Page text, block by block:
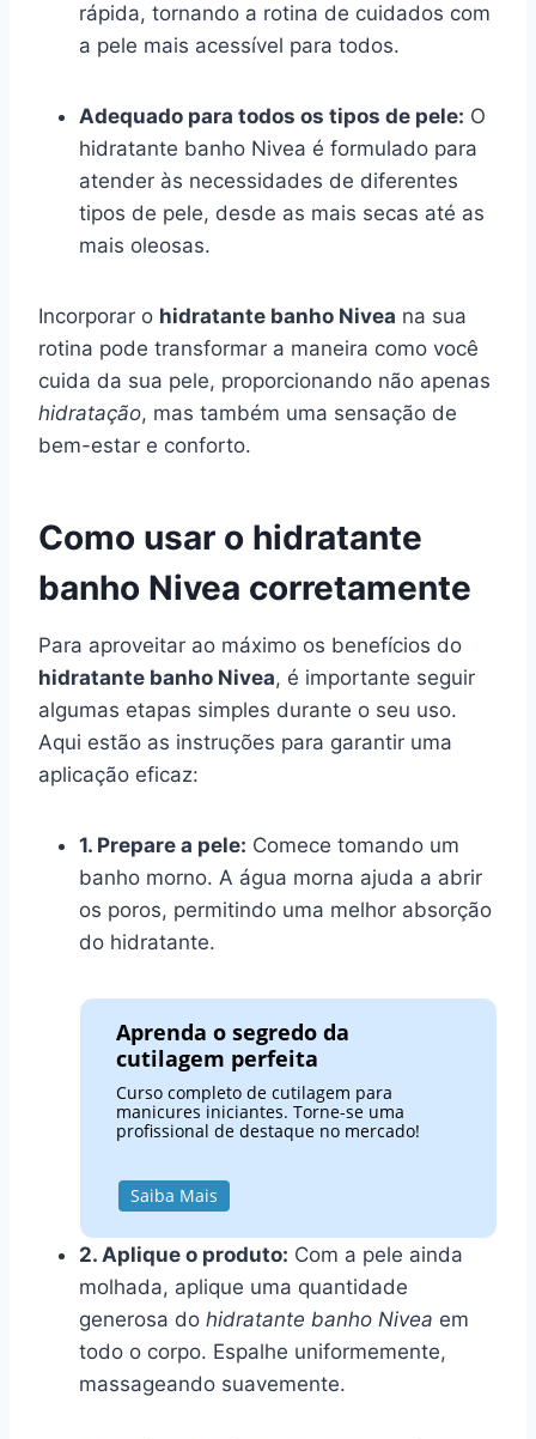
rápida, tornando a rotina de cuidados com
a pele mais acessível para todos.
Adequado para todos os tipos de pele: O
hidratante banho Nivea é formulado para
atender às necessidades de diferentes
tipos de pele, desde as mais secas até as
mais oleosas.
Incorporar o hidratante banho Nivea na sua
rotina pode transformar a maneira como você
cuida da sua pele, proporcionando não apenas
hidratação, mas também uma sensação de
bem-estar e conforto.
Como usar o hidratante
banho Nivea corretamente
Para aproveitar ao máximo os benefícios do
hidratante banho Nivea, é importante seguir
algumas etapas simples durante o seu uso.
Aqui estão as instruções para garantir uma
aplicação eficaz:
1. Prepare a pele: Comece tomando um
banho morno. A água morna ajuda a abrir
os poros, permitindo uma melhor absorção
do hidratante.
Aprenda o segredo da
cutilagem perfeita
Curso completo de cutilagem para
manicures iniciantes. Torne-se uma
profissional de destaque no mercado!
Saiba Mais
2. Aplique o produto: Com a pele ainda
molhada, aplique uma quantidade
generosa do hidratante banho Nivea em
todo o corpo. Espalhe uniformemente,
massageando suavemente.